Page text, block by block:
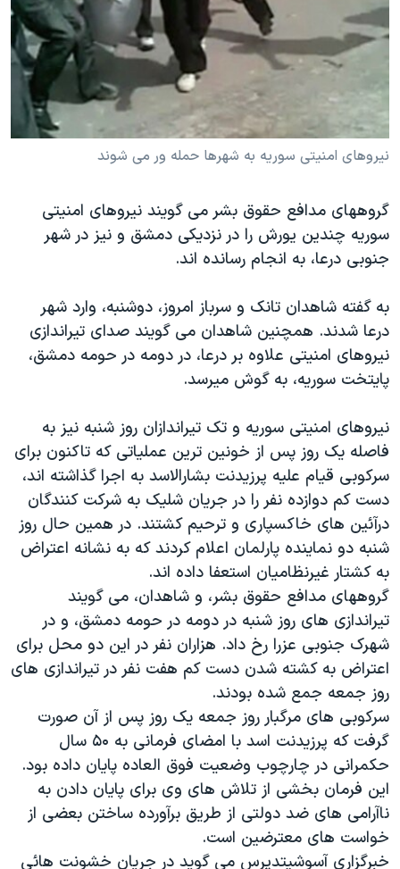
فرهنگ و زندگی
حقوق شهروندی
آرشیو پخش زنده
مستندها
انتخابات ریاست جمهوری آمریکا ۲۰۲۴
حمله جمهوری اسلامی به اسرائیل
مجموعه مستندهای دادخواهی
تریبونال مردمی آبان ۹۸
چهل سال گروگان‌گیری
قانون شفافیت دارائی کادر رهبری ایران
اعتراضات مردمی آبان ۹۸
نرگس محمدی برنده جایزه نوبل صلح
همایش محافظه‌کاران آمریکا «سی‌پک»
صفحه‌های ویژه
سفر پرزیدنت ترامپ به چین
دنبال کنید
زبانهای مختلف
نيروهای امنيتی سوريه به شهرها حمله ور می شوند
گروههای مدافع حقوق بشر می گويند نيروهای امنيتی
سوريه چندين يورش را در نزديکی دمشق و نيز در شهر
جنوبی درعا، به انجام رسانده اند.
به گفته شاهدان تانک و سرباز امروز، دوشنبه، وارد شهر
درعا شدند. همچنين شاهدان می گويند صدای تيراندازی
نيروهای امنيتی علاوه بر درعا، در دومه در حومه دمشق،
پايتخت سوريه، به گوش ميرسد.
نيروهای امنيتی سوريه و تک تيراندازان روز شنبه نيز به
فاصله يک روز پس از خونين ترين عملياتی که تاکنون برای
سرکوبی قيام عليه پرزيدنت بشارالاسد به اجرا گذاشته اند،
دست کم دوازده نفر را در جريان شليک به شرکت کنندگان
درآئين های خاکسپاری و ترحيم کشتند. در همين حال روز
شنبه دو نماينده پارلمان اعلام کردند که به نشانه اعتراض
به کشتار غيرنظاميان استعفا داده اند.
گروههای مدافع حقوق بشر، و شاهدان، می گويند
تيراندازی های روز شنبه در دومه در حومه دمشق، و در
شهرک جنوبی عزرا رخ داد. هزاران نفر در اين دو محل برای
اعتراض به کشته شدن دست کم هفت نفر در تيراندازی های
روز جمعه جمع شده بودند.
سرکوبی های مرگبار روز جمعه يک روز پس از آن صورت
گرفت که پرزيدنت اسد با امضای فرمانی به ۵۰ سال
حکمرانی در چارچوب وضعيت فوق العاده پايان داده بود.
اين فرمان بخشی از تلاش های وی برای پايان دادن به
ناآرامی های ضد دولتی از طريق برآورده ساختن بعضی از
خواست های معترضين است.
خبرگزاری آسوشيتدپرس می گويد در جريان خشونت هائی